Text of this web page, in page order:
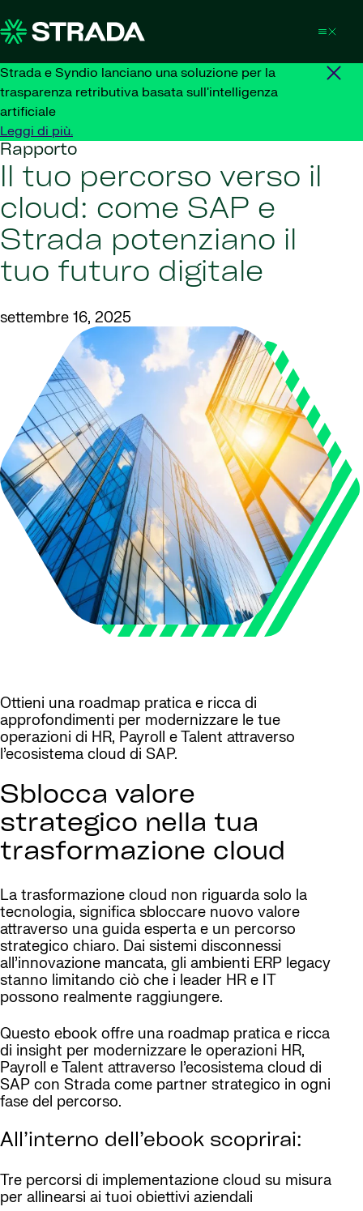
Strada e Syndio lanciano una soluzione per la
trasparenza retributiva basata sull'intelligenza
artificiale
Leggi di più.
Rapporto
Il tuo percorso verso il
cloud: come SAP e
Strada potenziano il
tuo futuro digitale
settembre 16, 2025
Ottieni una roadmap pratica e ricca di
approfondimenti per modernizzare le tue
operazioni di HR, Payroll e Talent attraverso
l’ecosistema cloud di SAP.
Sblocca valore
strategico nella tua
trasformazione cloud
La trasformazione cloud non riguarda solo la
tecnologia, significa sbloccare nuovo valore
attraverso una guida esperta e un percorso
strategico chiaro. Dai sistemi disconnessi
all’innovazione mancata, gli ambienti ERP legacy
stanno limitando ciò che i leader HR e IT
possono realmente raggiungere.
Questo ebook offre una roadmap pratica e ricca
di insight per modernizzare le operazioni HR,
Payroll e Talent attraverso l’ecosistema cloud di
SAP con Strada come partner strategico in ogni
fase del percorso.
All’interno dell’ebook scoprirai:
Tre percorsi di implementazione cloud su misura
per allinearsi ai tuoi obiettivi aziendali